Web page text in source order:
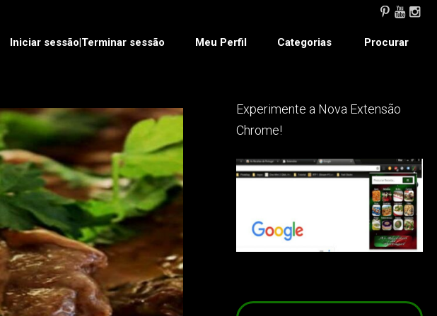
Iniciar sessão|Terminar sessão Meu Perfil Categorias Procurar
Experimente a Nova Extensão
Chrome!